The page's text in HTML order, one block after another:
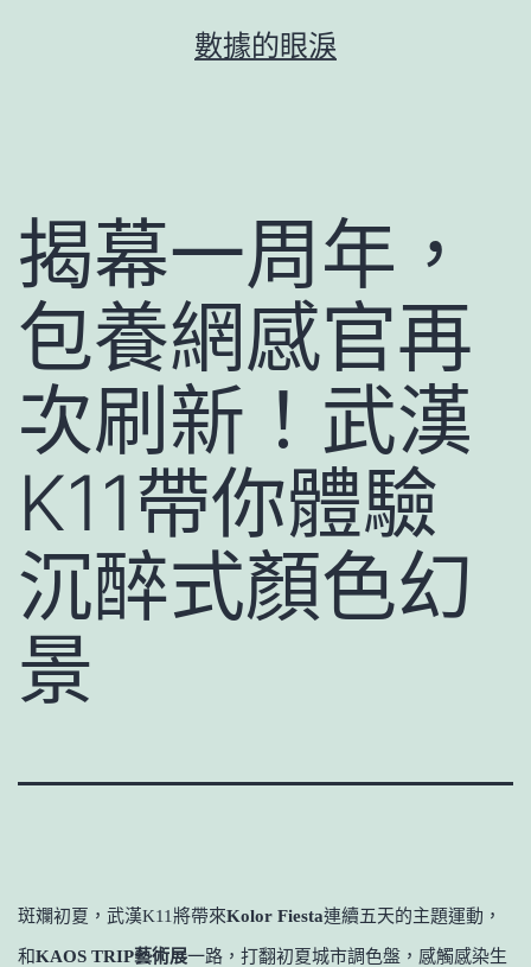
數據的眼淚
揭幕一周年，
包養網感官再
次刷新！武漢
K11帶你體驗
沉醉式顏色幻
景
斑斕初夏，武漢K11將帶來Kolor Fiesta連續五天的主題運動，
和KAOS TRIP藝術展一路，打翻初夏城市調色盤，感觸感染生